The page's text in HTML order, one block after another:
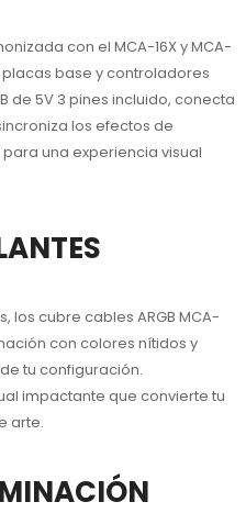
con el MCA-16X y MCA-
base y controladores
de 5V 3 pines incluido, conecta
los efectos de
una experiencia visual
los cubre cables ARGB MCA-
con colores nítidos y
tu configuración.
impactante que convierte tu
arte.